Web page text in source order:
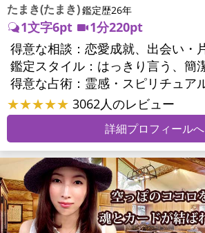
たまき(たまき)鑑定歴26年
1文字6pt
1分220pt
得意な相談：
鑑定スタイル：
得意な占術：
★★★★★ 3062人のレビュー
詳細プロフィールへ